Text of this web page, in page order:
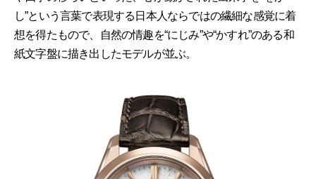
し”という言葉で表現する日本人ならではの繊細な感覚に着
想を得たもので、自然の情趣を“にじみ”や“かすれ”のある和
紙文字盤に描き出したモデルが並ぶ。